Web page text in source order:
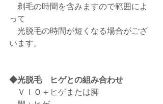
剃毛の時間を含みますので範囲によ
って
光脱毛の時間が短くなる場合がござ
います。
◆光脱毛　ヒゲとの組み合わせ
ＶＩＯ＋ヒゲまたは脚